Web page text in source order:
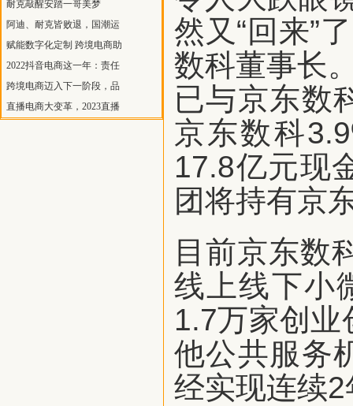
耐克敲醒安踏一哥美梦
阿迪、耐克皆败退，国潮运
赋能数字化定制 跨境电商助
2022抖音电商这一年：责任
跨境电商迈入下一阶段，品
直播电商大变革，2023直播
然又“回来”
数科董事长
已与京东数
京东数科
17.8亿元现
团将持有京
目前京东数
线上线下小
1.7万家创
他公共服务
经实现连续